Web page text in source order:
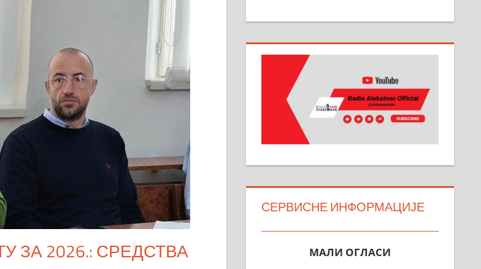
ЗА 2026.: СРЕДСТВА
СЕРВИСНЕ ИНФОРМАЦИЈЕ
МАЛИ ОГЛАСИ